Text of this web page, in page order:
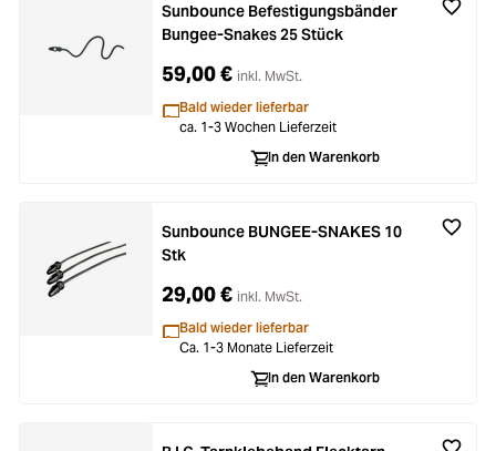
Sunbounce Befestigungsbänder
Bungee-Snakes 25 Stück
59,00 € inkl. MwSt.
Bald wieder lieferbar
ca. 1-3 Wochen Lieferzeit
In den Warenkorb
Sunbounce BUNGEE-SNAKES 10
Stk
29,00 € inkl. MwSt.
Bald wieder lieferbar
Ca. 1-3 Monate Lieferzeit
In den Warenkorb